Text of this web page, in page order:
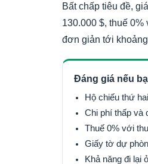
Bất chấp tiêu đề,
130.000 $, thuế
đơn giản tới
Đáng giá nếu
Hộ chiếu thứ
Chi phí thấp và
Thuế 0% với
Giấy tờ dự
Khả năng đi lại